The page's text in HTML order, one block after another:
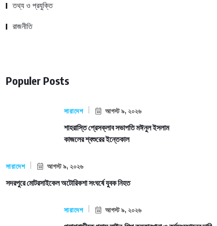
তথ্য ও প্রযুক্তি
রাজনীতি
Populer Posts
সারাদেশ আগস্ট ৯, ২০২৬
শাহরাস্তি প্রেসক্লাব সভাপতি মঈনুল ইসলাম
কাজলের শ্বশুরের ইন্তেকাল
সারাদেশ আগস্ট ৯, ২০২৬
সদরপুরে মোটরসাইকেল অটোরিকশা সংঘর্ষে যুবক নিহত
সারাদেশ আগস্ট ৯, ২০২৬